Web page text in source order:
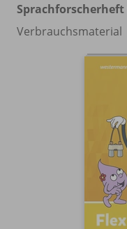
Verbrauchsmaterial